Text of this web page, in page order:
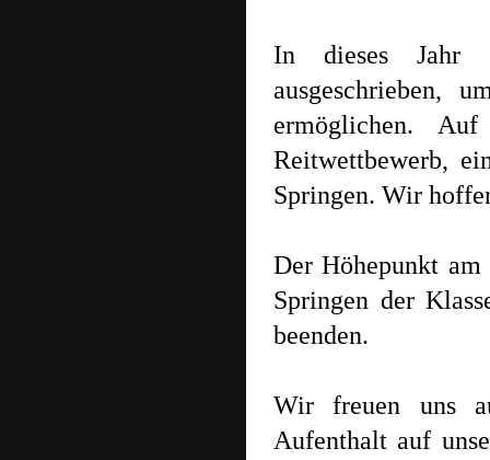
In dieses Jahr
ausgeschrieben,
ermöglichen.
Reitwettbewerb,
Springen. Wir
Der Höhepunkt
Springen der
beenden.
Wir freuen uns
Aufenthalt auf